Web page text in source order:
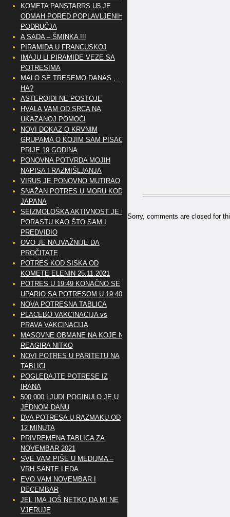
Sorry, comments are closed for
KOMETA PANSTARRS U5 JE
ODMAH PORED POPLAVLJENIH
PODRUČJA
A SADA – ŠMINKA !!!
PIRAMIDA U FRANCUSKOJ
IMAJU LI PIRAMIDE VEZE SA
POTRESIMA
MALO SE TRESEMO DANAS ,..
HA?
ASTEROIDI NE POSTOJE
HVALA VAM OD SRCA NA
UKAZANOJ POMOĆI
NOVI DOKAZ O KRVNIM
GRUPAMA O KOJIM SAM PISAO
PRIJE 19 GODINA
PONOVNA POTVRDA MOJIH
NAPISA I RAZMIŠLJANJA
VIRUS JE PONOVNO MUTIRAO
SNAŽAN POTRES U MORU KOD
JAPANA
SEIZMOLOŠKA AKTIVNOST JE U
PORASTU KAO ŠTO SAM I
PREDVIDIO
OVO JE NAJVAŽNIJE DA
PROČITATE
POTRES KOD SISKA OD
KOMETE ELENIN 25.11.2021
POTRES U 19:49 KONAČNO SE
UPARIO SA POTRESOM U 19:40
NOVA POTRESNA TABLICA
PLACEBO VAKCINACIJA vs
PRAVA VAKCINACIJA
MASOVNE OBMANE NA KOJE NE
REAGIRA NITKO
NOVI POTRES U PARITETU NA
TABLICI
POGLEDAJTE POTRESE IZ
IRANA
500 000 LJUDI POGINULO JE U
JEDNOM DANU
DVA POTRESA U RAZMAKU OD
12 MINUTA
PRIVREMENA TABLICA ZA
NOVEMBAR 2021
SVE VAM PIŠE U MEDIJMA –
VRH SANTE LEDA
EVO VAM NOVEMBAR I
DECEMBAR
JEL IMA JOŠ NETKO DA MI NE
VJERUJE